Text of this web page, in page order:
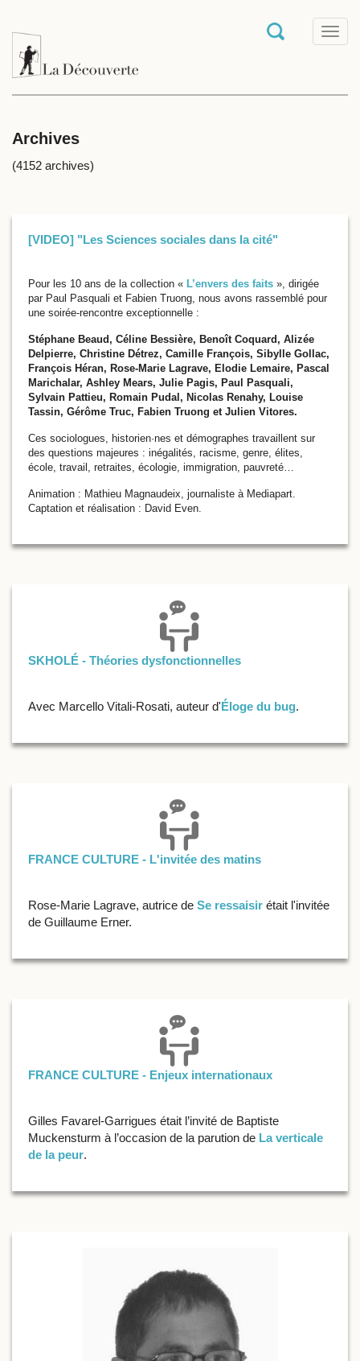
T
o
Archives
(4152 archives)
[VIDEO] "Les Sciences sociales dans la cité"
Pour les 10 ans de la collection « L’envers des faits », dirigée
par Paul Pasquali et Fabien Truong, nous avons rassemblé pour
une soirée-rencontre exceptionnelle :
Stéphane Beaud, Céline Bessière, Benoît Coquard, Alizée
Delpierre, Christine Détrez, Camille François, Sibylle Gollac,
François Héran, Rose-Marie Lagrave, Elodie Lemaire, Pascal
Marichalar, Ashley Mears, Julie Pagis, Paul Pasquali,
Sylvain Pattieu, Romain Pudal, Nicolas Renahy, Louise
Tassin, Gérôme Truc, Fabien Truong et Julien Vitores.
Ces sociologues, historien·nes et démographes travaillent sur
des questions majeures : inégalités, racisme, genre, élites,
école, travail, retraites, écologie, immigration, pauvreté…
Animation : Mathieu Magnaudeix, journaliste à Mediapart.
Captation et réalisation : David Even.
SKHOLÉ - Théories dysfonctionnelles
Avec Marcello Vitali-Rosati, auteur d'Éloge du bug.
FRANCE CULTURE - L'invitée des matins
Rose-Marie Lagrave, autrice de Se ressaisir était l'invitée
de Guillaume Erner.
FRANCE CULTURE - Enjeux internationaux
Gilles Favarel-Garrigues était l’invité de Baptiste
Muckensturm à l’occasion de la parution de La verticale
de la peur.